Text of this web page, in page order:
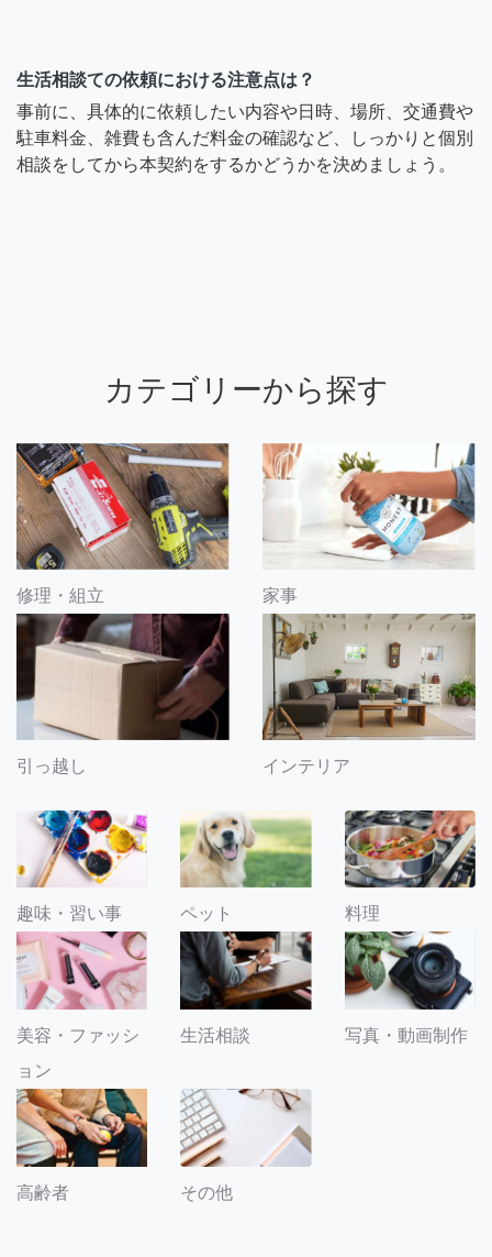
生活相談ての依頼における注意点は？
事前に、具体的に依頼したい内容や日時、場所、交通費や
駐車料金、雑費も含んだ料金の確認など、しっかりと個別
相談をしてから本契約をするかどうかを決めましょう。
カテゴリーから探す
修理・組立 家事
引っ越し インテリア
趣味・習い事 ペット 料理
美容・ファッシ
ョン
生活相談 写真・動画制作
高齢者 その他